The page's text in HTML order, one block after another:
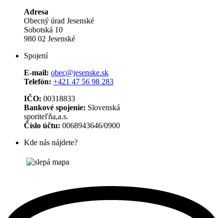
Adresa
Obecný úrad Jesenské
Sobotská 10
980 02 Jesenské
Spojení
E-mail: obec@jesenske.sk
Telefón: +421 47 56 98 283
IČO: 00318833
Bankové spojenie: Slovenská
sporiteľňa,a.s.
Číslo účtu: 0068943646/0900
Kde nás nájdete?